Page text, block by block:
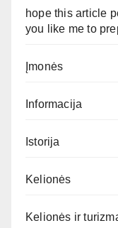
hope this article
you like me to
Įmonės
Informacija
Istorija
Kelionės
Kelionės ir